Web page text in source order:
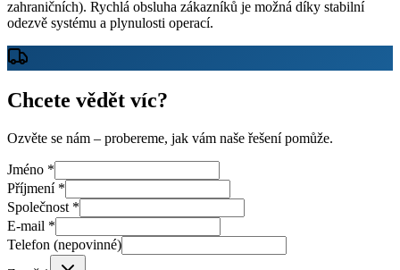
zahraničních). Rychlá obsluha zákazníků je možná díky stabilní
odezvě systému a plynulosti operací.
Chcete vědět víc?
Ozvěte se nám – probereme, jak vám naše řešení pomůže.
Jméno *
Příjmení *
Společnost *
E-mail *
Telefon (nepovinné)